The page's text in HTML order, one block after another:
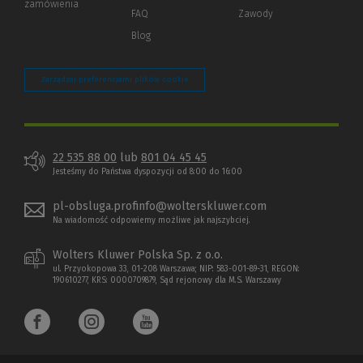
zamówienia
FAQ
Blog
Zawody
Zarządzaj preferencjami plików cookie
22 535 88 00 lub 801 04 45 45
Jesteśmy do Państwa dyspozycji od 8:00 do 16:00
pl-obsluga.profinfo@wolterskluwer.com
Na wiadomość odpowiemy możliwe jak najszybciej.
Wolters Kluwer Polska Sp. z o.o.
ul. Przyokopowa 33, 01-208 Warszawa; NIP: 583-001-89-31, REGON:
190610277, KRS: 0000709879, Sąd rejonowy dla M.S. Warszawy